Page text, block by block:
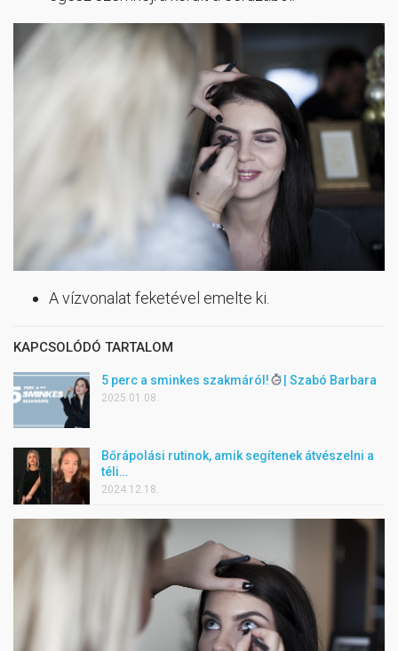
A vízvonalat feketével emelte ki.
KAPCSOLÓDÓ TARTALOM
5 perc a sminkes szakmáról! | Szabó Barbara
2025.01.08.
Bőrápolási rutinok, amik segítenek átvészelni a
téli…
2024.12.18.